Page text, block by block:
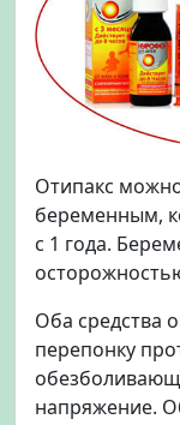
Отипакс
беременным,
с 1 года.
Оба средства
перепонку
напряжение.